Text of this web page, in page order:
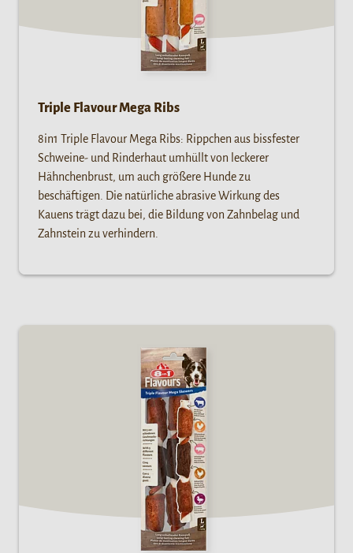
Triple Flavour Mega Ribs
8in1 Triple Flavour Mega Ribs: Rippchen aus bissfester
Schweine- und Rinderhaut umhüllt von leckerer
Hähnchenbrust, um auch größere Hunde zu
beschäftigen. Die natürliche abrasive Wirkung des
Kauens trägt dazu bei, die Bildung von Zahnbelag und
Zahnstein zu verhindern.